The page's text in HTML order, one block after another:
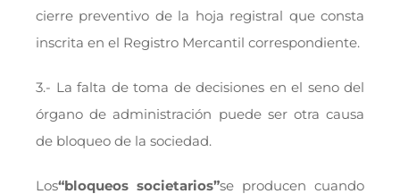
cierre preventivo de la hoja registral que consta
inscrita en el Registro Mercantil correspondiente.
3.- La falta de toma de decisiones en el seno del
órgano de administración puede ser otra causa
de bloqueo de la sociedad.
Los“bloqueos societarios”se producen cuando